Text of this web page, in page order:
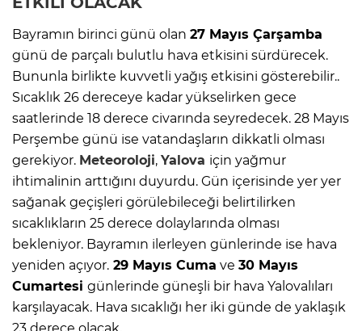
Bayramın birinci günü olan 27 Mayıs Çarşamba
günü de parçalı bulutlu hava etkisini sürdürecek.
Bununla birlikte kuvvetli yağış etkisini gösterebilir..
Sıcaklık 26 dereceye kadar yükselirken gece
saatlerinde 18 derece civarında seyredecek. 28 Mayıs
Perşembe günü ise vatandaşların dikkatli olması
gerekiyor. Meteoroloji, Yalova için yağmur
ihtimalinin arttığını duyurdu. Gün içerisinde yer yer
sağanak geçişleri görülebileceği belirtilirken
sıcaklıkların 25 derece dolaylarında olması
bekleniyor. Bayramın ilerleyen günlerinde ise hava
yeniden açıyor. 29 Mayıs Cuma ve 30 Mayıs
Cumartesi günlerinde güneşli bir hava Yalovalıları
karşılayacak. Hava sıcaklığı her iki günde de yaklaşık